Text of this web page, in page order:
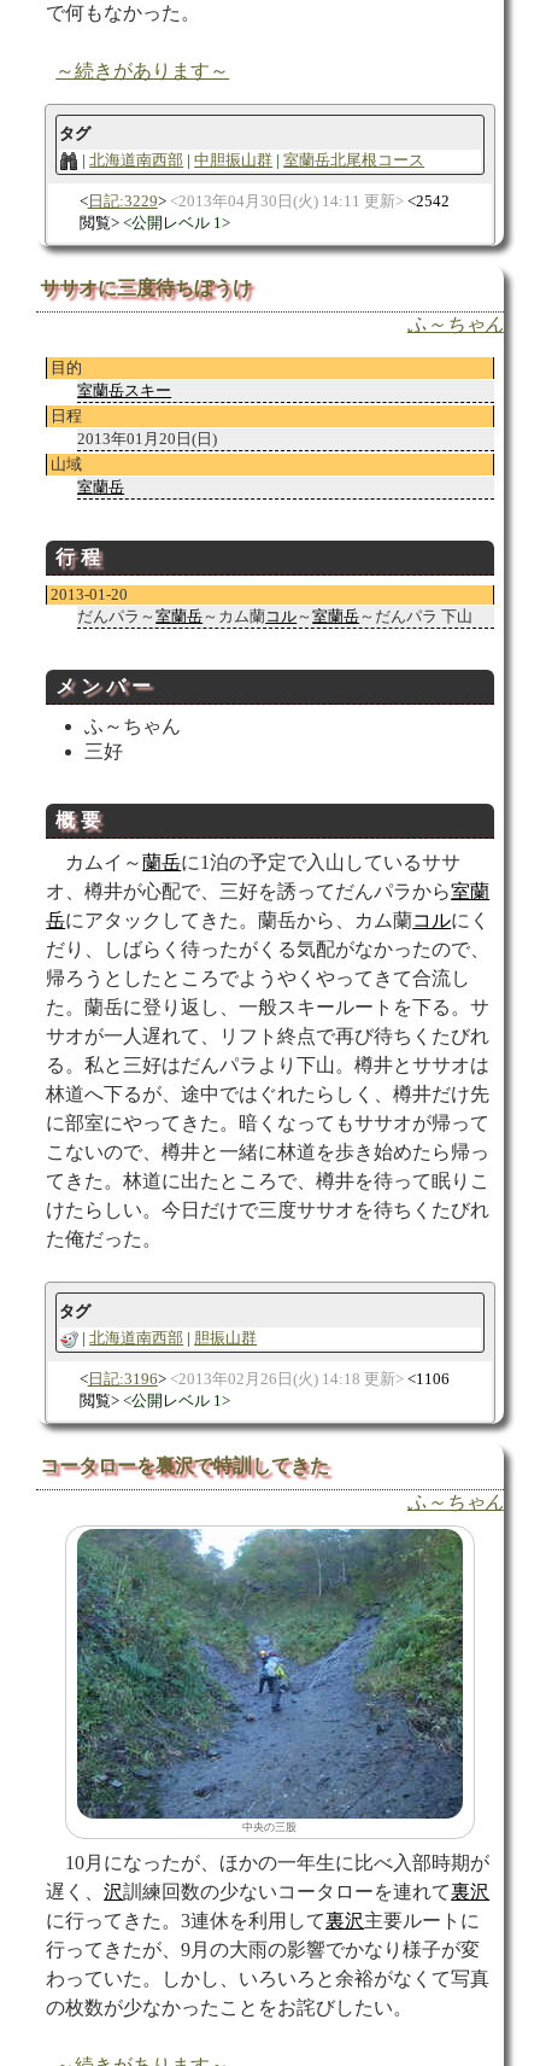
で何もなかった。
～続きがあります～
タグ
北海道南西部
中胆振山群 室蘭岳北尾根コース
日記:3229 2013年04月30日(火) 14:11 更新
2542
閲覧
公開レベル 1
ササオに三度待ちぼうけ
ふ～ちゃん
目的
室蘭岳スキー
日程
2013年01月20日(日)
山域
室蘭岳
行程
2013-01-20
だんパラ～室蘭岳～カム蘭コル～室蘭岳～だんパラ 下山
メンバー
ふ～ちゃん
三好
概要
カムイ～蘭岳に1泊の予定で入山しているササ
オ、樽井が心配で、三好を誘ってだんパラから室蘭
岳にアタックしてきた。蘭岳から、カム蘭コルにく
だり、しばらく待ったがくる気配がなかったので、
帰ろうとしたところでようやくやってきて合流し
た。蘭岳に登り返し、一般スキールートを下る。サ
サオが一人遅れて、リフト終点で再び待ちくたびれ
る。私と三好はだんパラより下山。樽井とササオは
林道へ下るが、途中ではぐれたらしく、樽井だけ先
に部室にやってきた。暗くなってもササオが帰って
こないので、樽井と一緒に林道を歩き始めたら帰っ
てきた。林道に出たところで、樽井を待って眠りこ
けたらしい。今日だけで三度ササオを待ちくたびれ
た俺だった。
タグ
北海道南西部
胆振山群
日記:3196 2013年02月26日(火) 14:18 更新
1106
閲覧
公開レベル 1
コータローを裏沢で特訓してきた
ふ～ちゃん
中央の三股
10月になったが、ほかの一年生に比べ入部時期が
遅く、沢訓練回数の少ないコータローを連れて裏沢
に行ってきた。3連休を利用して裏沢主要ルートに
行ってきたが、9月の大雨の影響でかなり様子が変
わっていた。しかし、いろいろと余裕がなくて写真
の枚数が少なかったことをお詫びしたい。